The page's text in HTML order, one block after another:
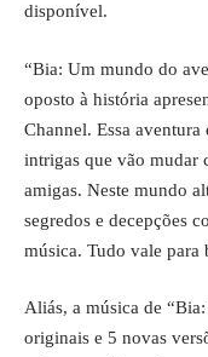
disponível.
“Bia: Um mundo do
oposto à história
Channel. Essa
intrigas que vão mudar
amigas. Neste mundo
segredos e decepções
música. Tudo vale para
Aliás, a música de
originais e 5 novas